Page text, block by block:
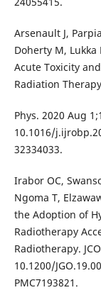
Arsenault J,
Doherty M, Lukka
Acute Toxicity
Radiation
Phys. 2020 Aug
10.1016/
32334033.
Irabor OC,
Ngoma T,
the Adoption of
Radiotherapy
Radiotherapy.
10.1200/
PMC7193821.